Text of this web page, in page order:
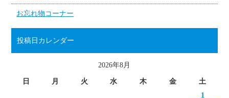
お忘れ物コーナー
投稿日カレンダー
2026年8月
日 月 火 水 木 金 土
1